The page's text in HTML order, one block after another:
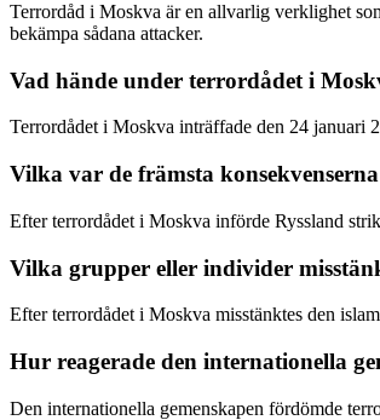
Terrordåd i Moskva är en allvarlig verklighet
bekämpa sådana attacker.
Vad hände under terrordådet i
Terrordådet i Moskva inträffade den 24 januari
Vilka var de främsta
Efter terrordådet i Moskva införde Ryssland
Vilka grupper eller individer
Efter terrordådet i Moskva misstänktes den
Hur reagerade den internationella
Den internationella gemenskapen fördömde